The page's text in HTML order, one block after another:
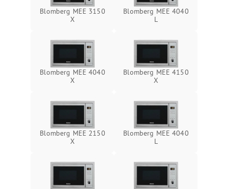
Blomberg MEE 3150
X
Blomberg MEE 4040
L
Blomberg MEE 4040
X
Blomberg MEE 4150
X
Blomberg MEE 2150
X
Blomberg MEE 4040
L